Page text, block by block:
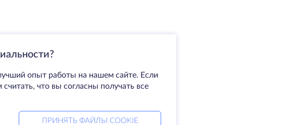
опыт работы на нашем сайте. Если
что вы согласны получать все
ПРИНЯТЬ ФАЙЛЫ COOKIE